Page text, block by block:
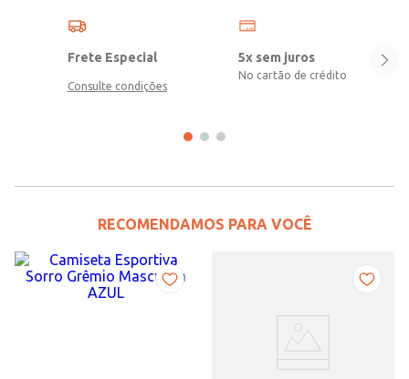
Frete Especial
Consulte condições
5x sem juros
No cartão de crédito
RECOMENDAMOS PARA VOCÊ